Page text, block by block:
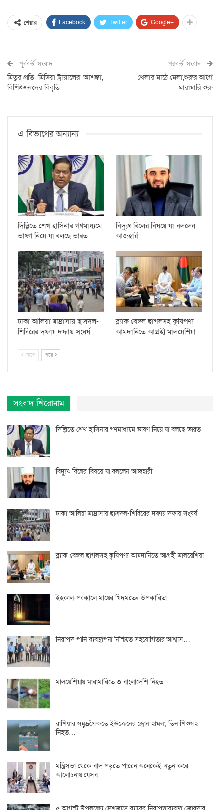
শেয়ার Facebook Twitter Google+
পূর্ববর্তী সংবাদ
মিতুর প্রতি ‘মিডিয়া ট্রায়ালের’ আশঙ্কা,
বিশিষ্টজনদের বিবৃতি
পরবর্তী সংবাদ
খেলার মাঠে মেলা,শুরুর আগে
মারামারি শুরু
এ বিভাগের অন্যান্য
দিল্লিতে শেখ হাসিনার গণমাধ্যমে
ভাষণ নিয়ে যা বলছে ভারত
বিদ্যুৎ বিলের বিষয়ে যা বললেন
আজহারী
ঢাকা আলিয়া মাদ্রাসায় ছাত্রদল-
শিবিরের দফায় দফায় সংঘর্ষ
ব্ল্যাক বেঙ্গল ছাগলসহ কৃষিপণ্য
আমদানিতে আগ্রহী মালয়েশিয়া
আগে পরে
সংবাদ শিরোনাম
দিল্লিতে শেখ হাসিনার গণমাধ্যমে ভাষণ নিয়ে যা বলছে ভারত
বিদ্যুৎ বিলের বিষয়ে যা বললেন আজহারী
ঢাকা আলিয়া মাদ্রাসায় ছাত্রদল-শিবিরের দফায় দফায় সংঘর্ষ
ব্ল্যাক বেঙ্গল ছাগলসহ কৃষিপণ্য আমদানিতে আগ্রহী মালয়েশিয়া
ইহকাল-পরকালে মায়ের খিদমতের উপকারিতা
নিরাপদ পানি ব্যবস্থাপনা নিশ্চিতে সহযোগিতার আশ্বাস…
মালয়েশিয়ায় মারামারিতে ৩ বাংলাদেশি নিহত
রাশিয়ার সমুদ্রসৈকতে ইউক্রেনের ড্রোন হামলা, তিন শিশুসহ
নিহত…
মন্ত্রিসভা থেকে বাদ পড়তে পারেন অনেকেই, নতুন করে
আলোচনায় যেসব…
৫ আগস্ট উপলক্ষ্যে দেশজুড়ে র‌্যাবের নিরাপত্তাব্যবস্থা জোরদার